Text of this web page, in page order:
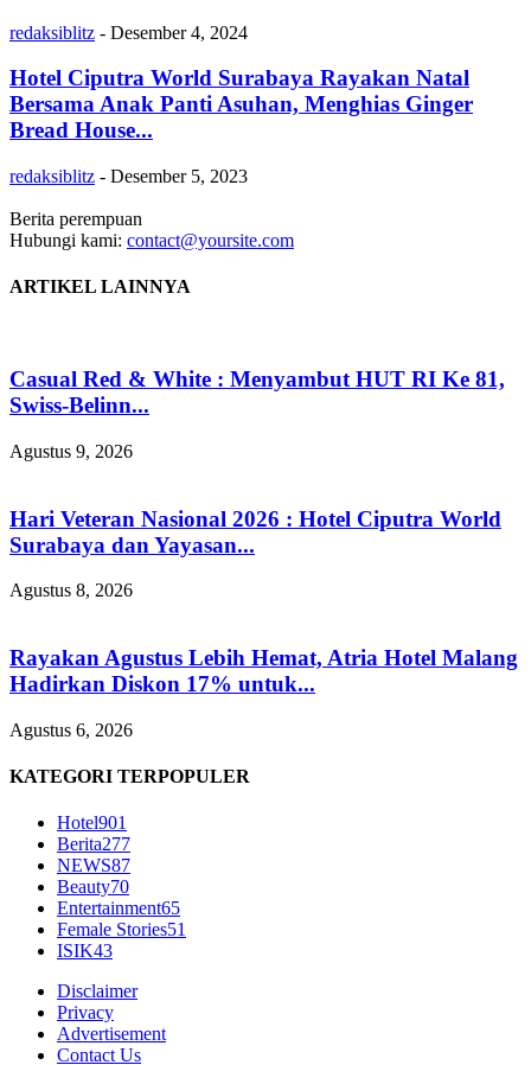
redaksiblitz - Desember 4, 2024
Hotel Ciputra World Surabaya Rayakan Natal
Bersama Anak Panti Asuhan, Menghias Ginger
Bread House...
redaksiblitz - Desember 5, 2023
Berita perempuan
Hubungi kami: contact@yoursite.com
ARTIKEL LAINNYA
Casual Red & White : Menyambut HUT RI Ke 81,
Swiss-Belinn...
Agustus 9, 2026
Hari Veteran Nasional 2026 : Hotel Ciputra World
Surabaya dan Yayasan...
Agustus 8, 2026
Rayakan Agustus Lebih Hemat, Atria Hotel Malang
Hadirkan Diskon 17% untuk...
Agustus 6, 2026
KATEGORI TERPOPULER
Hotel901
Berita277
NEWS87
Beauty70
Entertainment65
Female Stories51
ISIK43
Disclaimer
Privacy
Advertisement
Contact Us